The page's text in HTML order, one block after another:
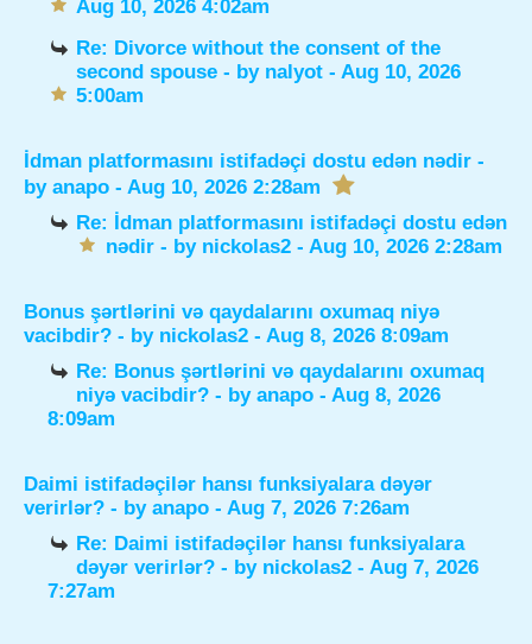
Aug 10, 2026 4:02am
Re: Divorce without the consent of the
second spouse - by nalyot - Aug 10, 2026
5:00am
İdman platformasını istifadəçi dostu edən nədir -
by anapo - Aug 10, 2026 2:28am
Re: İdman platformasını istifadəçi dostu edən
nədir - by nickolas2- Aug 10, 2026 2:28am
Bonus şərtlərini və qaydalarını oxumaq niyə
vacibdir? - by nickolas2 - Aug 8, 2026 8:09am
Re: Bonus şərtlərini və qaydalarını oxumaq
niyə vacibdir? - byanapo - Aug 8, 2026
8:09am
Daimi istifadəçilər hansı funksiyalara dəyər
verirlər? - by anapo - Aug 7, 2026 7:26am
Re: Daimi istifadəçilər hansı funksiyalara
dəyər verirlər? - by nickolas2 - Aug 7, 2026
7:27am